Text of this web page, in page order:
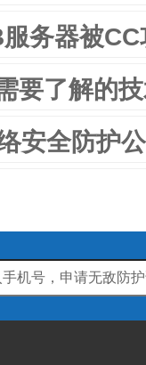
务器被
要了解的
安全防护